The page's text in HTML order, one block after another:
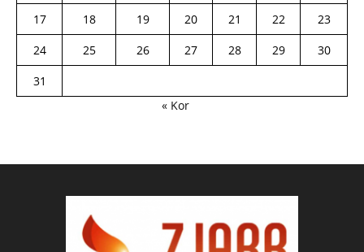
17
18 19 20 21 22
23
24
25 26 27 28 29
30
31
« Kor